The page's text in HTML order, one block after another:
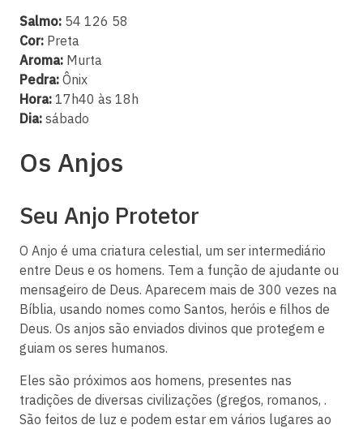
Salmo: 54 126 58
Cor: Preta
Aroma: Murta
Pedra: Ônix
Hora: 17h40 às 18h
Dia: sábado
Os Anjos
Seu Anjo Protetor
O Anjo é uma criatura celestial, um ser intermediário
entre Deus e os homens. Tem a função de ajudante ou
mensageiro de Deus. Aparecem mais de 300 vezes na
Bíblia, usando nomes como Santos, heróis e filhos de
Deus. Os anjos são enviados divinos que protegem e
guiam os seres humanos.
Eles são próximos aos homens, presentes nas
tradições de diversas civilizações (gregos, romanos, .
São feitos de luz e podem estar em vários lugares ao